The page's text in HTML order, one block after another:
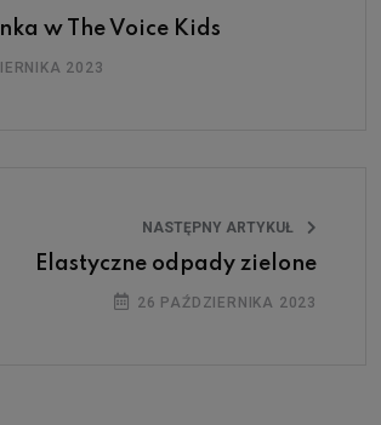
w The Voice Kids
2023
NASTĘPNY ARTYKUŁ
Elastyczne odpady zielone
26 PAŹDZIERNIKA 2023